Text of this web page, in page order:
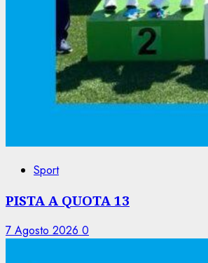
Sport
PISTA A QUOTA 13
7 Agosto 2026 0